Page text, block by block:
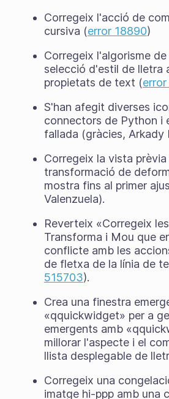
Corregeix l'acció de
cursiva (error 18890)
Corregeix l'algorisme
selecció d'estil de lletra
propietats de text (
S'han afegit diverses
connectors de Python i
fallada (gràcies, Arkady
Corregeix la vista prèvia
transformació de
mostra fins al primer
Valenzuela).
Reverteix «Corregeix
Transforma i Mou que
conflicte amb les
de fletxa de la línia de
515703).
Crea una finestra
«qquickwidget» per a
emergents amb
millorar l'aspecte i el
llista desplegable de
Corregeix una
imatge hi-ppp amb una